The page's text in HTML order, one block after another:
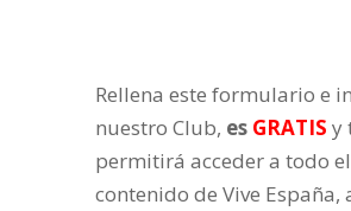
Rellena este formulario e
nuestro Club, es GRATIS y
permitirá acceder a todo el
contenido de Vive España,